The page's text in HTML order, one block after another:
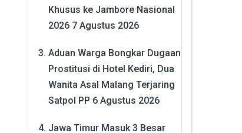
Khusus ke Jambore Nasional
2026 7 Agustus 2026
Aduan Warga Bongkar Dugaan
Prostitusi di Hotel Kediri, Dua
Wanita Asal Malang Terjaring
Satpol PP 6 Agustus 2026
Jawa Timur Masuk 3 Besar